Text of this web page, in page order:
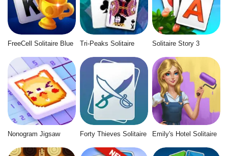
FreeCell Solitaire Blue Tri-Peaks Solitaire Solitaire Story 3
Nonogram Jigsaw Forty Thieves Solitaire Emily's Hotel Solitaire